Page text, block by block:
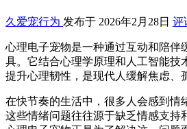
久爱宠行为 发布于 2026年2月28日 评
心理电子宠物是一种通过互动和陪伴
具。它结合心理学原理和人工智能技
提升心理韧性，是现代人缓解焦虑、
在快节奏的生活中，很多人会感到情
这些情绪问题往往源于缺乏情感支持